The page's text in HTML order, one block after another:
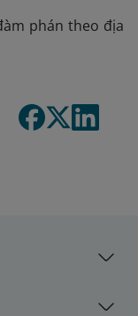
phán theo địa